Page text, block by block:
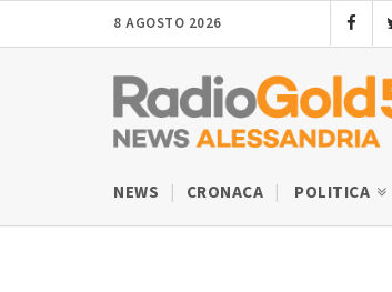
8 AGOSTO 2026
NEWS CRONACA POLITICA